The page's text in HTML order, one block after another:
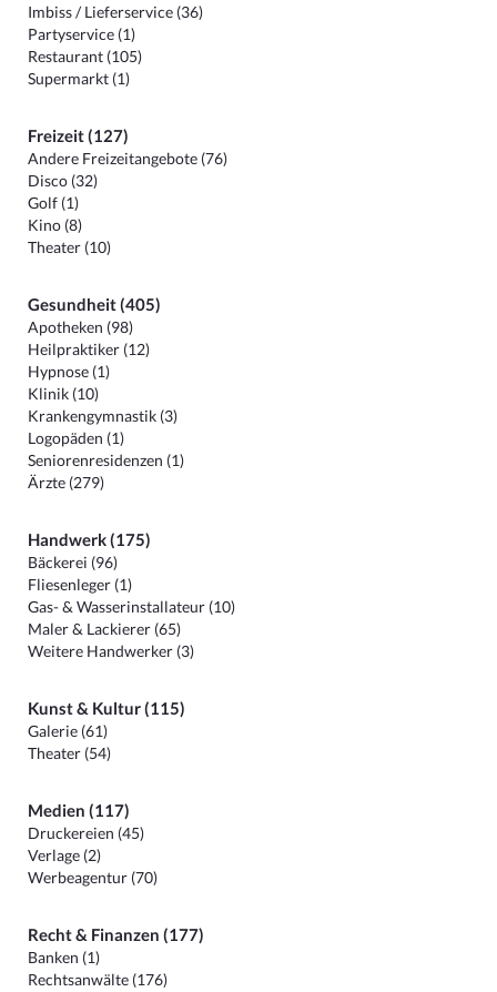
Imbiss / Lieferservice (36)
Partyservice (1)
Restaurant (105)
Supermarkt (1)
Freizeit (127)
Andere Freizeitangebote (76)
Disco (32)
Golf (1)
Kino (8)
Theater (10)
Gesundheit (405)
Apotheken (98)
Heilpraktiker (12)
Hypnose (1)
Klinik (10)
Krankengymnastik (3)
Logopäden (1)
Seniorenresidenzen (1)
Ärzte (279)
Handwerk (175)
Bäckerei (96)
Fliesenleger (1)
Gas- & Wasserinstallateur (10)
Maler & Lackierer (65)
Weitere Handwerker (3)
Kunst & Kultur (115)
Galerie (61)
Theater (54)
Medien (117)
Druckereien (45)
Verlage (2)
Werbeagentur (70)
Recht & Finanzen (177)
Banken (1)
Rechtsanwälte (176)